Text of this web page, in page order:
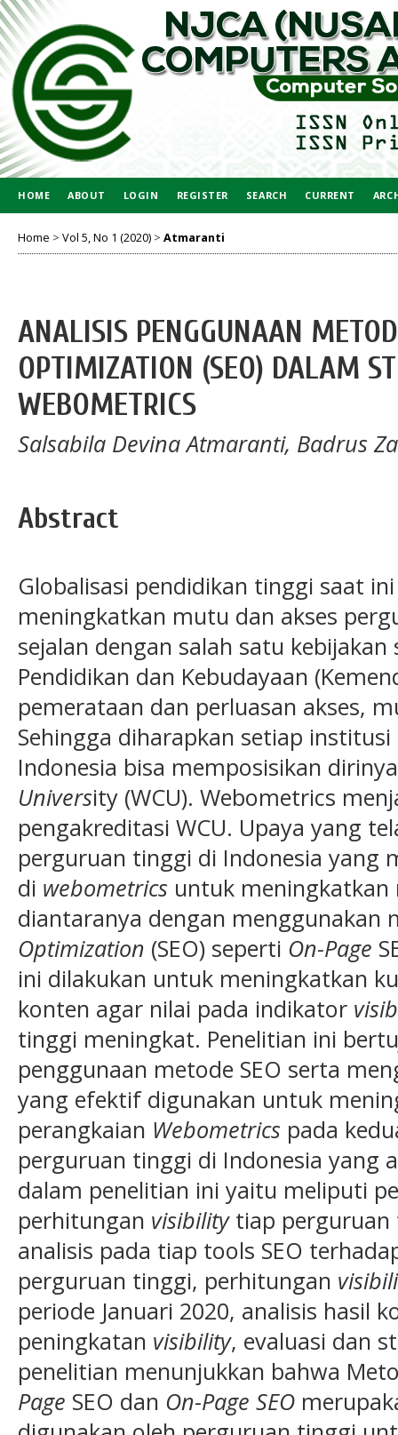
HOME ABOUT LOGIN REGISTER SEARCH CURRENT
Home > Vol 5, No 1 (2020) > Atmaranti
ANALISIS PENGGUNAAN
OPTIMIZATION (SEO) DALAM
WEBOMETRICS
Salsabila Devina Atmaranti, Badrus
Abstract
Globalisasi pendidikan tinggi saat
meningkatkan mutu dan akses
sejalan dengan salah satu
Pendidikan dan Kebudayaan
pemerataan dan perluasan akses,
Sehingga diharapkan setiap
Indonesia bisa memposisikan
University (WCU). Webometrics
pengakreditasi WCU. Upaya yang
perguruan tinggi di Indonesia yang
di webometrics untuk
diantaranya dengan menggunakan
Optimization (SEO) seperti On-Page
ini dilakukan untuk meningkatkan
konten agar nilai pada indikator
tinggi meningkat. Penelitian ini
penggunaan metode SEO serta
yang efektif digunakan untuk
perangkaian Webometrics pada
perguruan tinggi di Indonesia yang
dalam penelitian ini yaitu meliputi
perhitungan visibilitytiap perguruan
analisis pada tiap tools SEO
perguruan tinggi, perhitungan
periode Januari 2020, analisis hasil
peningkatan visibility, evaluasi dan
penelitian menunjukkan bahwa
Page SEO dan On-Page SEO